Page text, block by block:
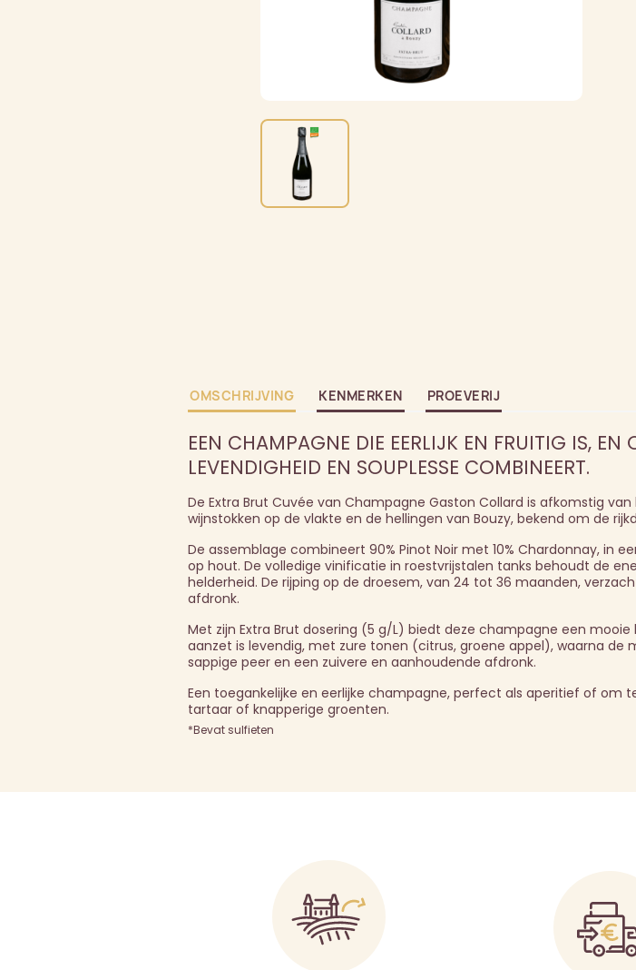
OMSCHRIJVING KENMERKEN PROEVERIJ
EEN CHAMPAGNE DIE EERLIJK EN FRUITIG IS, EN
LEVENDIGHEID EN SOUPLESSE COMBINEERT.
De Extra Brut Cuvée van Champagne Gaston Collard is afkomstig
wijnstokken op de vlakte en de hellingen van Bouzy, bekend om de
De assemblage combineert 90% Pinot Noir met 10% Chardonnay, in
op hout. De volledige vinificatie in roestvrijstalen tanks behoudt de
helderheid. De rijping op de droesem, van 24 tot 36 maanden,
afdronk.
Met zijn Extra Brut dosering (5 g/L) biedt deze champagne een mooie
aanzet is levendig, met zure tonen (citrus, groene appel), waarna de
sappige peer en een zuivere en aanhoudende afdronk.
Een toegankelijke en eerlijke champagne, perfect als aperitief of om
tartaar of knapperige groenten.
*Bevat sulfieten